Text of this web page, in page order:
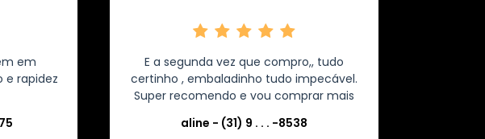
em
e rapidez
E a segunda vez que compro,, tudo
certinho , embaladinho tudo impecável.
Super recomendo e vou comprar mais
aline - (31) 9 . . . -8538